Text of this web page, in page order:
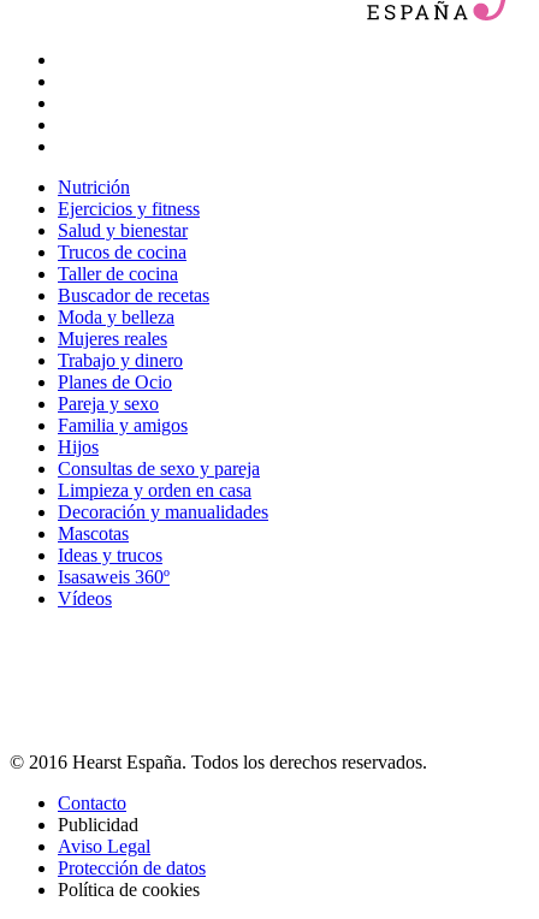
Nutrición
Ejercicios y fitness
Salud y bienestar
Trucos de cocina
Taller de cocina
Buscador de recetas
Moda y belleza
Mujeres reales
Trabajo y dinero
Planes de Ocio
Pareja y sexo
Familia y amigos
Hijos
Consultas de sexo y pareja
Limpieza y orden en casa
Decoración y manualidades
Mascotas
Ideas y trucos
Isasaweis 360º
Vídeos
© 2016 Hearst España. Todos los derechos reservados.
Contacto
Publicidad
Aviso Legal
Protección de datos
Política de cookies